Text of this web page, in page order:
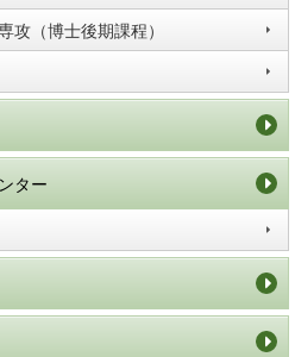
攻（博士後期課程）
ター